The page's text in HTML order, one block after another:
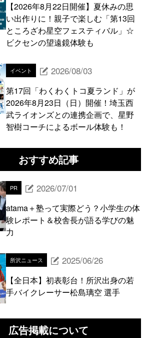
【2026年8月22日開催】夏休みの思
い出作りに！親子で楽しむ「第13回
ところざわ星空フェスティバル」☆
ビクセンの望遠鏡体験も
イベント 2026/08/03
第17回「わくわくトコ夏ランド」が
2026年8月23日（日）開催！埼玉西
武ライオンズとの連携企画で、星野
智樹コーチによるボール体験も！
おすすめ記事
PR 2026/07/01
atama＋塾って実際どう？小学生の体
験レポート＆校舎長が語る学びの魅
力
所沢ニュース 2025/06/26
【全日本】初表彰台！所沢出身の若
手バイクレーサー松島璃空 選手
広告掲載について